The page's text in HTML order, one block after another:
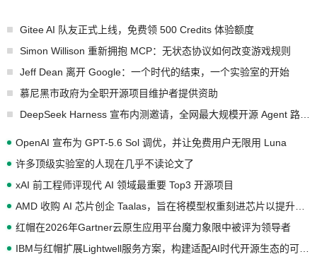
Gitee AI 队友正式上线，免费领 500 Credits 体验额度
Simon Willison 重新拥抱 MCP：无状态协议如何改变游戏规则
Jeff Dean 离开 Google：一个时代的结束，一个实验室的开始
慕尼黑市政府为全职开源项目维护者提供资助
OpenAI 宣布为 GPT-5.6 Sol 调优，并让免费用户无限用 Luna
许多顶级实验室的人现在几乎不读论文了
xAI 前工程师评现代 AI 领域最重要 Top3 开源项目
红帽在2026年Gartner云原生应用平台魔力象限中被评为领导者